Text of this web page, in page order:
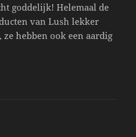
goddelijk! Helemaal de
van Lush lekker
hebben ook een aardig